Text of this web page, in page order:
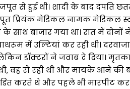
से हुई थी। शादी के बाद दंपति
प्रियंक मेडिकल नामक मेडिकल
बाजार गया था। रात में दोनों
में उल्टियां कर रही थी।
डॉक्टरों ने जवाब दे दिया।
वह रो रही थी और मायके आने की
करते थे और पहले भी मारपीट